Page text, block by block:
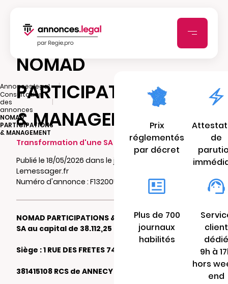
Annonces.legal
|
Consultation
des
annonces
|
NOMAD
PARTICIPATIONS
& MANAGEMENT
NOMAD
PARTICIPATIONS
& MANAGEMENT
Transformation d'une SA en SAS
Publié le 18/05/2026 dans le journal
Lemessager.fr
Numéro d'annonce : F13200561utjj
NOMAD PARTICIPATIONS & MANAGEMENT
SA au capital de 38.112,25 €
Siège : 1 RUE DES FRETES 74000 ANNECY
381415108 RCS de ANNECY
Prix
réglementés
par décret
de
Plus de 700
journaux
habilités
client
dédié
9h à
hors
end